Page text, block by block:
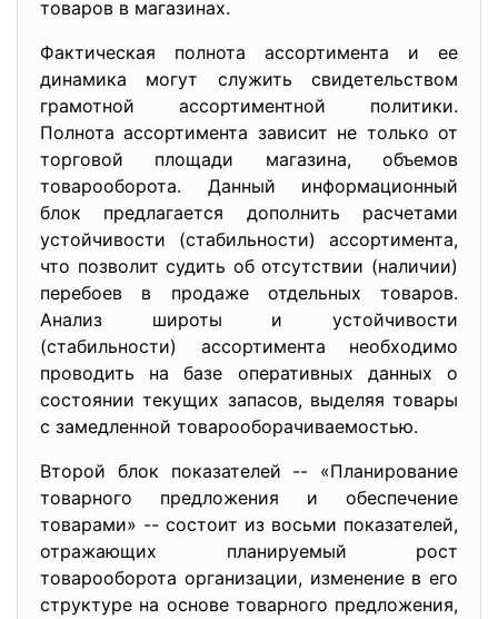
товаров в магазинах.
Фактическая полнота ассортимента и ее
динамика могут служить свидетельством
грамотной ассортиментной политики.
Полнота ассортимента зависит не только от
торговой площади магазина, объемов
товарооборота. Данный информационный
блок предлагается дополнить расчетами
устойчивости (стабильности) ассортимента,
что позволит судить об отсутствии (наличии)
перебоев в продаже отдельных товаров.
Анализ широты и устойчивости
(стабильности) ассортимента необходимо
проводить на базе оперативных данных о
состоянии текущих запасов, выделяя товары
с замедленной товарооборачиваемостью.
Второй блок показателей -- «Планирование
товарного предложения и обеспечение
товарами» -- состоит из восьми показателей,
отражающих планируемый рост
товарооборота организации, изменение в его
структуре на основе товарного предложения,